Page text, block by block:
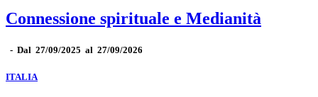
Connessione spirituale e Medianità
- Dal 27/09/2025 al 27/09/2026
ITALIA